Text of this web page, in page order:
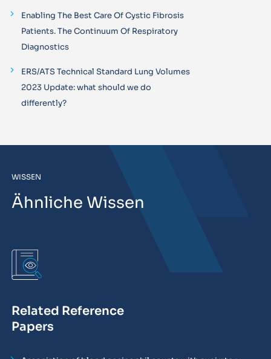
Enabling The Best Care Of Cystic Fibrosis
Patients. The Continuum Of Respiratory
Diagnostics
ERS/ATS Technical Standard Lung Volumes
2023 Update: what should we do
differently?
WISSEN
Ähnliche Wissen
Related Reference
Papers